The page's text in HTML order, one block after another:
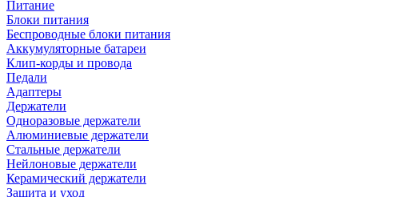
Питание
Блоки питания
Беспроводные блоки питания
Аккумуляторные батареи
Клип-корды и провода
Педали
Адаптеры
Держатели
Одноразовые держатели
Алюминиевые держатели
Стальные держатели
Нейлоновые держатели
Керамический держатели
Защита и уход